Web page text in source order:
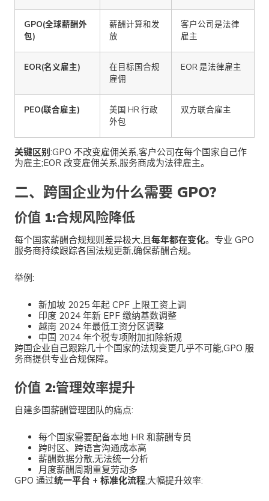
GPO(全球薪酬外
包)
薪酬计算和发
放
客户公司是法律
雇主
EOR(名义雇主)
在目标国合规
雇佣
EOR 是法律雇主
PEO(联合雇主)
美国 HR 行政
外包
双方联合雇主
关键区别:GPO 不改变雇佣关系,客户公司在每个国家自己作
为雇主;EOR 改变雇佣关系,服务商成为法律雇主。
二、跨国企业为什么需要 GPO?
价值 1:合规风险降低
每个国家薪酬合规规则差异极大,且每年都在变化。专业 GPO
服务商持续跟踪各国法规更新,确保薪酬合规。
举例:
新加坡 2025 年起 CPF 上限工资上调
印度 2024 年新 EPF 缴纳基数调整
越南 2024 年最低工资分区调整
中国 2024 年个税专项附加扣除新规
跨国企业自己跟踪几十个国家的法规变更几乎不可能,GPO 服
务商提供专业合规保障。
价值 2:管理效率提升
自建多国薪酬管理团队的痛点:
每个国家需要配备本地 HR 和薪酬专员
跨时区、跨语言沟通成本高
薪酬数据分散,无法统一分析
月度薪酬周期重复劳动多
GPO 通过统一平台 + 标准化流程,大幅提升效率: